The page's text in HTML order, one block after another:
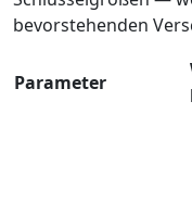
bevorstehenden
Parameter